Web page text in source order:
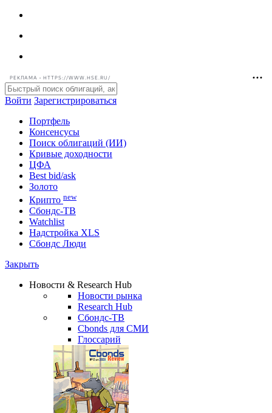
РЕКЛАМА • HTTPS://WWW.HSE.RU/
Войти Зарегистрироваться
Портфель
Консенсусы
Поиск облигаций (ИИ)
Кривые доходности
ЦФА
Best bid/ask
Золото
Крипто new
Watchlist
Сбондс Люди
Новости & Research Hub
Новости рынка
Research Hub
Сбондс-ТВ
Cbonds для СМИ
Глоссарий